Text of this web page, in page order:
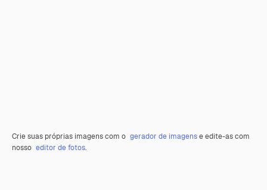
Crie suas próprias imagens com o gerador de imagense edite-as com
nosso editor de fotos.